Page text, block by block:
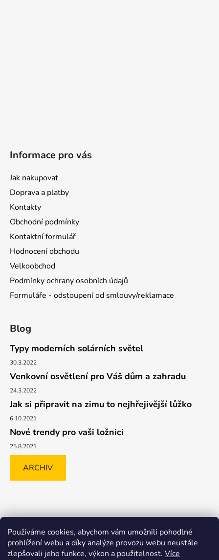
Používáme cookies, abychom vám umožnili pohodlné
prohlížení webu a díky analýze provozu webu neustále
zlepšovali jeho funkce, výkon a použitelnost. Více
Informace pro vás
Jak nakupovat
Doprava a platby
Kontakty
Obchodní podmínky
Kontaktní formulář
Hodnocení obchodu
Velkoobchod
Podmínky ochrany osobních údajů
Formuláře - odstoupení od smlouvy/reklamace
Blog
Typy moderních solárních světel
30.3.2022
Venkovní osvětlení pro Váš dům a zahradu
24.3.2022
Jak si připravit na zimu to nejhřejivější lůžko
6.10.2021
Nové trendy pro vaši ložnici
25.8.2021
ARCHIV
MALL.CZ